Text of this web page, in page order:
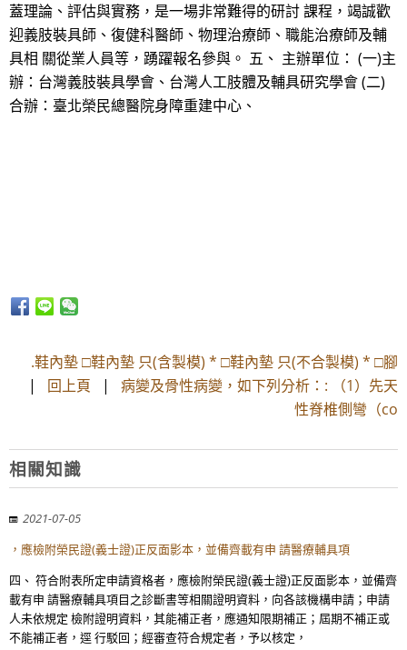
蓋理論、評估與實務，是一場非常難得的研討 課程，竭誠歡
迎義肢裝具師、復健科醫師、物理治療師、職能治療師及輔
具相 關從業人員等，踴躍報名參與。 五、 主辦單位： (一)主
辦：台灣義肢裝具學會、台灣人工肢體及輔具研究學會 (二)
合辦：臺北榮民總醫院身障重建中心、
.鞋內墊 □鞋內墊 只(含製模) * □鞋內墊 只(不合製模) * □腳
| 回上頁 | 病變及骨性病變，如下列分析：: （1）先天
性脊椎側彎（co
相關知識
2021-07-05
，應檢附榮民證(義士證)正反面影本，並備齊載有申 請醫療輔具項
四、 符合附表所定申請資格者，應檢附榮民證(義士證)正反面影本，並備齊
載有申 請醫療輔具項目之診斷書等相關證明資料，向各該機構申請；申請
人未依規定 檢附證明資料，其能補正者，應通知限期補正；屆期不補正或
不能補正者，逕 行駁回；經審查符合規定者，予以核定，